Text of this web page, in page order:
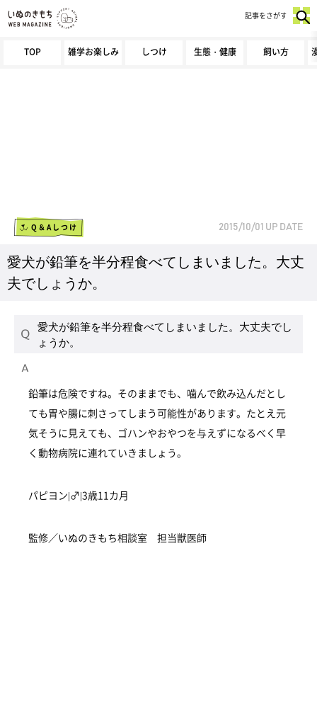
TOP 雑学お楽しみ しつけ 生態・健康 飼い方
記事をさがす
Q＆Aしつけ 2015/10/01 UP DATE
愛犬が鉛筆を半分程食べてしまいました。大丈
夫でしょうか。
愛犬が鉛筆を半分程食べてしまいました。大丈夫でし
ょうか。
鉛筆は危険ですね。そのままでも、噛んで飲み込んだとし
ても胃や腸に刺さってしまう可能性があります。たとえ元
気そうに見えても、ゴハンやおやつを与えずになるべく早
く動物病院に連れていきましょう。
パピヨン|♂|3歳11カ月
監修／いぬのきもち相談室 担当獣医師